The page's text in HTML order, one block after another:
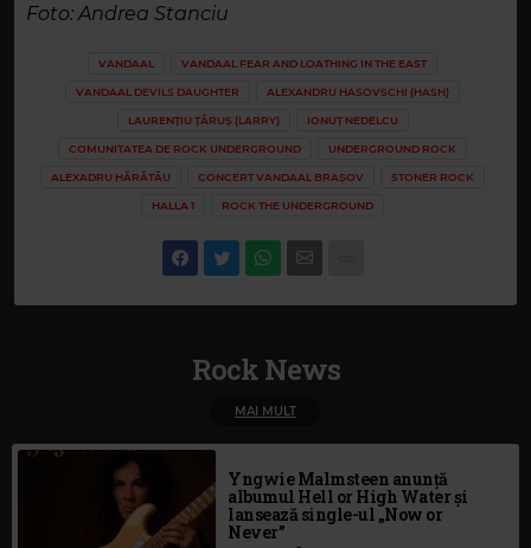
Foto: Andrea Stanciu
VANDAAL VANDAAL FEAR AND LOATHING IN THE EAST
VANDAAL DEVILS DAUGHTER ALEXANDRU HASOVSCHI (HASH)
LAURENȚIU ȚĂRUȘ (LARRY) IONUȚ NEDELCU
COMUNITATEA DE ROCK UNDERGROUND UNDERGROUND ROCK
ALEXADRU HĂRĂTĂU CONCERT VANDAAL BRAȘOV STONER ROCK
HALLA 1 ROCK THE UNDERGROUND
Rock News
MAI MULT
Yngwie Malmsteen anunță
albumul Hell or High Water și
lansează single-ul „Now or
Never”